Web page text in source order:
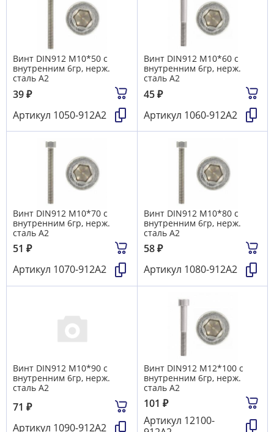
Винт DIN912 М10*50 с
внутренним 6гр, нерж.
сталь А2
39₽
Артикул 1050-912А2
Винт DIN912 М10*60 с
внутренним 6гр, нерж.
сталь А2
45₽
Артикул 1060-912А2
Винт DIN912 М10*70 с
внутренним 6гр, нерж.
сталь А2
51 ₽
Артикул 1070-912А2
Винт DIN912 М10*80 с
внутренним 6гр, нерж.
сталь А2
58₽
Артикул 1080-912А2
Винт DIN912 М10*90 с
внутренним 6гр, нерж.
сталь А2
71 ₽
Артикул 1090-912А2
Винт DIN912 М12*100 с
внутренним 6гр, нерж.
сталь А2
101 ₽
Артикул 12100-